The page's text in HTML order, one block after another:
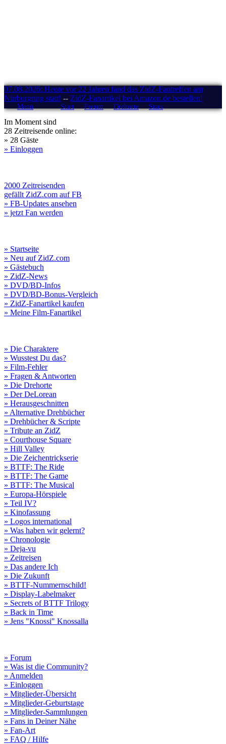
07.08.2026: Heute vor 22 Jahren fand das ZidZ-Fantreffen am
Nürburgring statt! -- ZidZ-Fanartikel bei Amazon.de bestellen!
Menü Start Forum Drehorte Stars
Im Moment sind
28 Zeitreisende online:
» 28 Gäste
» Einloggen
2000 Zeitreisenden
gefällt ZidZ.com auf FB
» FB-Updates ansehen
» jetzt Fan werden
» Startseite
» Neu auf ZidZ.com
» Gästebuch
» ZidZ-News
» DVD/BD-Infos
» DVD/BD-Bonus-Vergleich
» ZidZ-Fanartikel kaufen
» Meine Film-Fanartikel
» Die Charaktere
» Wusstest Du das?
» Film-Fehler
» Fragen & Antworten
» Die Drehorte
» Der DeLorean
» Herausgeschnitten
» Alternative Drehbücher
» Drehbücher & Scripte
» Tribute an ZidZ
» Courthouse Square
» Hill Valley
» Die Zeichentrickserie
» BTTF: The Ride
» BTTF: The Game
» BTTF: The Musical
» Europa-Hörspiele
» Teil IV?
» Kinofassung
» Logos international
» Was haben wir gelernt?
» Chronologie
» Deja-vu
» Zeitreisen
» Das andere Ich
» Die Zukunft
» BTTF-Nummernschild!
» Display-Labelmaker
» Secrets of BTTF Trilogy
» Back in Time
» Jens "Knossi" Knossalla
» Forum
» Was ist die Community?
» Anmelden
» Einloggen
» Mitglieder-Übersicht
» Mitglieder-Geburtstage
» Mitglieder-Sammlungen
» Fans in Deiner Nähe
» Fan-Art
» FAQ / Hilfe